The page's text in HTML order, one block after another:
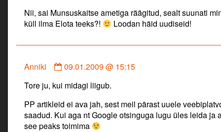
marditalu
published
Nii, sai Munsuskaitse ametiga räägitud, sealt suunati
küll ilma Elota teeks?!
Loodan häid uudiseid!
Anniki
Comment
Anniki
published
on
09.01.2009 @ 15:15
Tore ju, kui midagi liigub.
PP artikleid ei ava jah, sest meil pärast uuele
saadud. Kui aga nt Google otsinguga lugu üles leida ja
see peaks toimima